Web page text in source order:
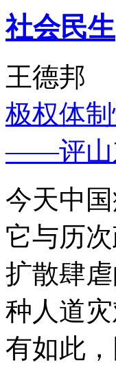
社会民生
王德邦
极权体
——评山
今天中
它与历
扩散肆
种人道
有如此